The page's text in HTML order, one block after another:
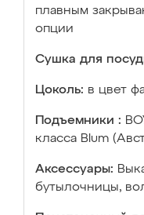
плавным
опции
Сушка для
Цоколь: в цвет
Подъемники :
класса Blum
Аксессуары:
бутылочницы,